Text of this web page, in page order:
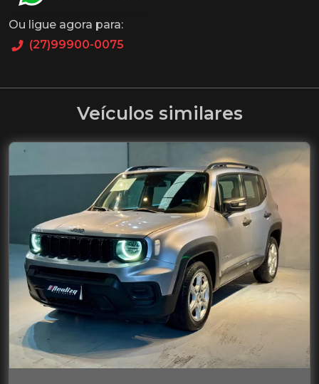
Ou ligue agora para:
(27)99900-0075
Veículos similares